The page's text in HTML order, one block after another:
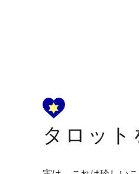
タロッ